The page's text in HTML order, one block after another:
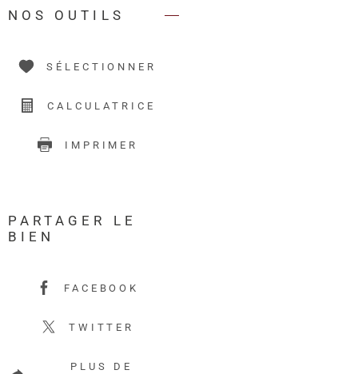
NOS OUTILS
SÉLECTIONNER
CALCULATRICE
IMPRIMER
PARTAGER LE
BIEN
FACEBOOK
TWITTER
PLUS DE